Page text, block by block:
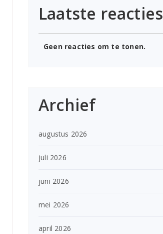
Laatste reacties
Geen reacties om te tonen.
Archief
augustus 2026
juli 2026
juni 2026
mei 2026
april 2026